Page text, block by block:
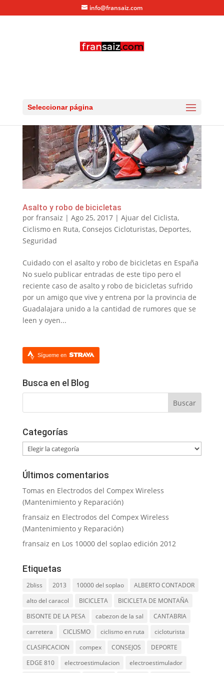
info@fransaiz.com
Seleccionar página
Asalto y robo de bicicletas
por fransaiz | Ago 25, 2017| Ajuar del Ciclista,
Ciclismo en Ruta, Consejos Cicloturistas, Deportes,
Seguridad
Cuidado con el asalto y robo de bicicletas en España
No suelo publicar entradas de este tipo pero el
reciente caso de asalto y robo de bicicletas sufrido
por un amigo que vive y entrena por la provincia de
Guadalajara unido a la cantidad de rumores que se
leen y oyen...
Sígueme en
Busca en el Blog
Categorías
Categorías
Últimos comentarios
Tomas en Electrodos del Compex Wireless
(Mantenimiento y Reparación)
fransaiz en Electrodos del Compex Wireless
(Mantenimiento y Reparación)
fransaiz en Los 10000 del soplao edición 2012
Etiquetas
2bliss 2013 10000 del soplao
ALBERTO CONTADOR
alto del caracol
BICICLETA
BICICLETA DE MONTAÑA
BISONTE DE LA PESA
cabezon de la sal
CANTABRIA
carretera
CICLISMO ciclismo en ruta
cicloturista
CLASIFICACION
compex CONSEJOS
DEPORTE
EDGE 810
electroestimulacion electroestimulador